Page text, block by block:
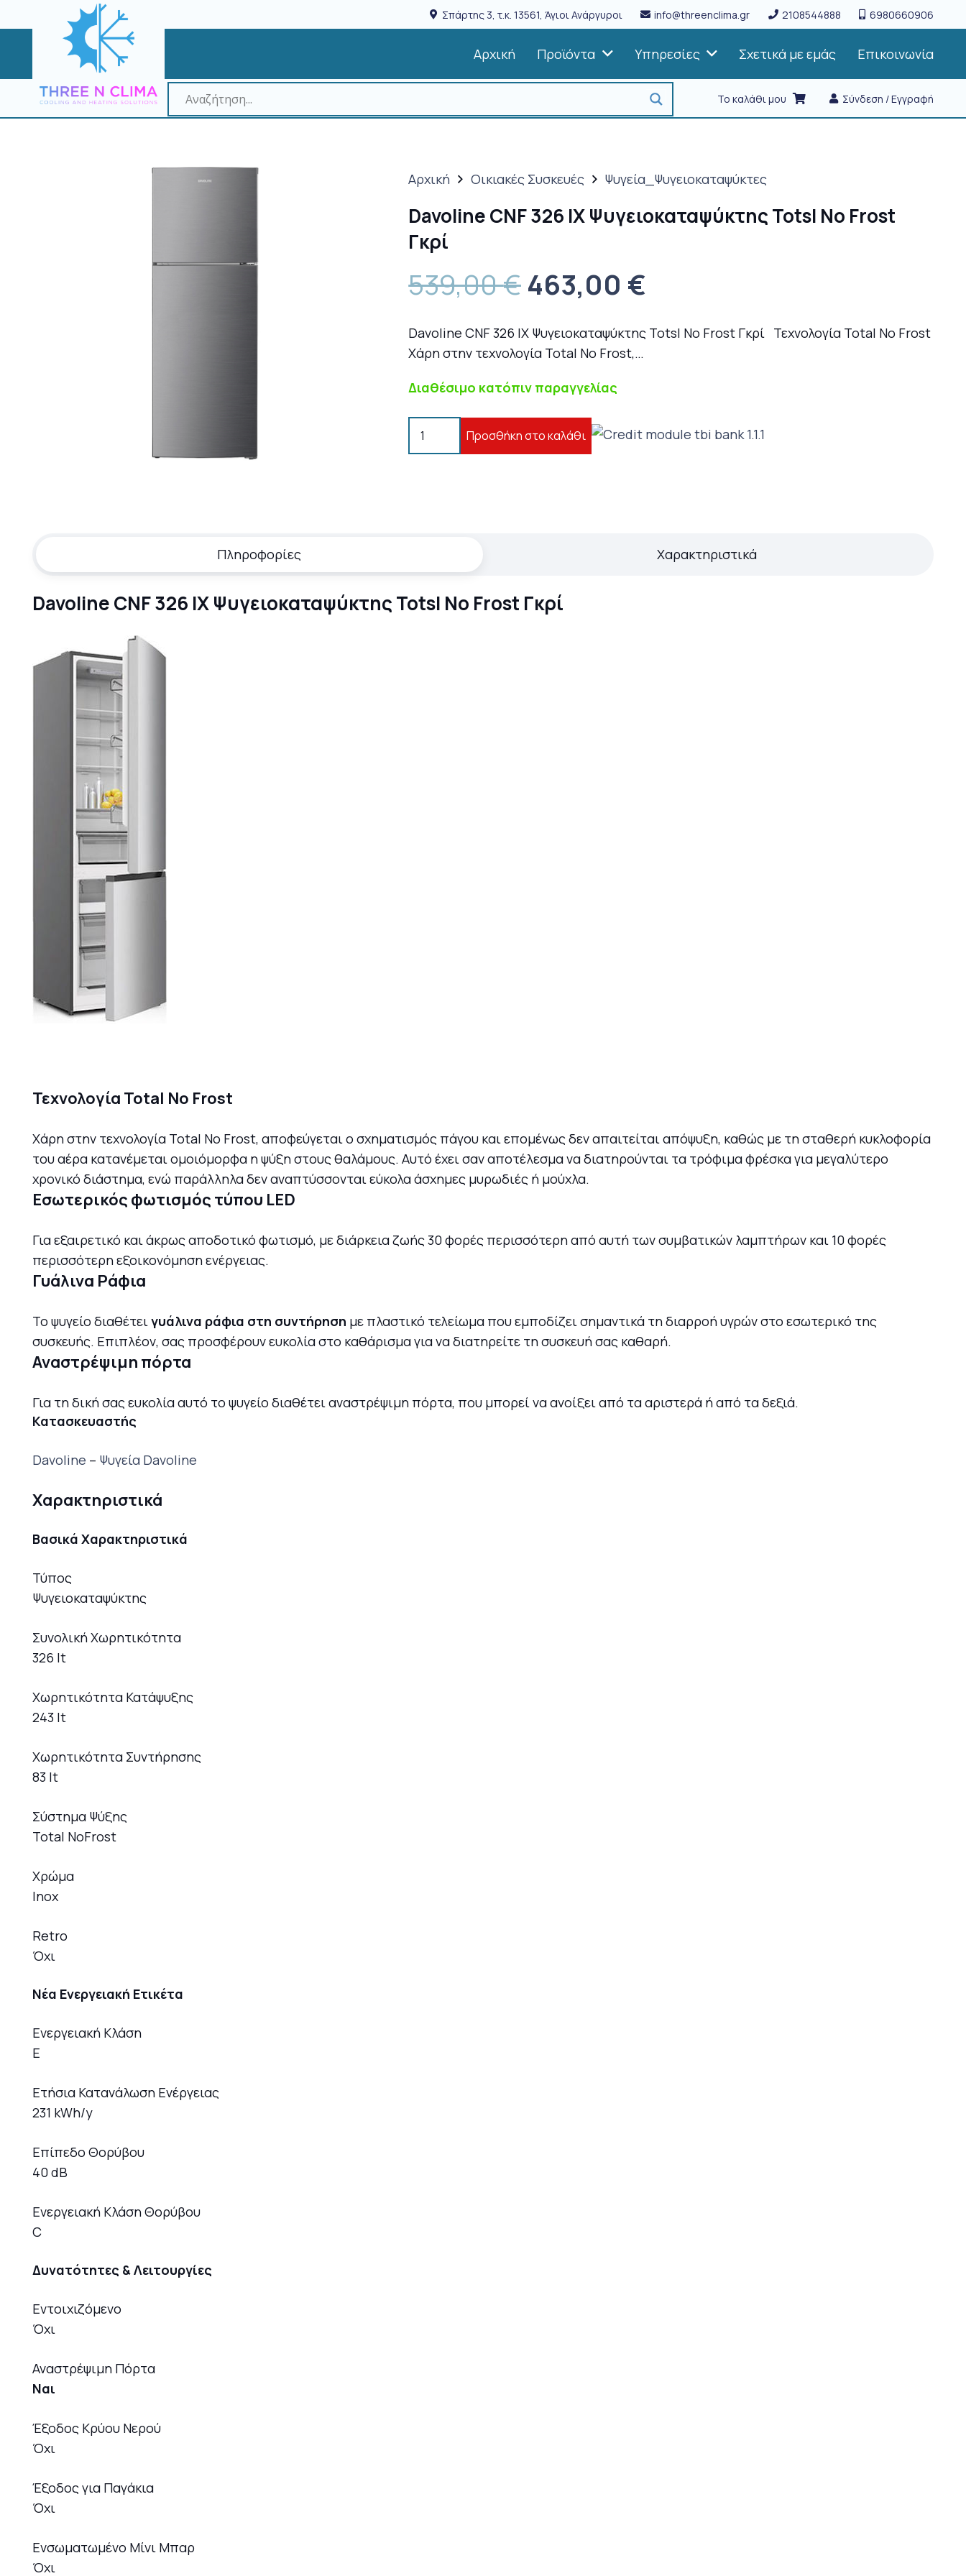
Σπάρτης 3, τ.κ. 13561, Άγιοι Ανάργυροι info@threenclima.gr 2108544888 6980660906
Αρχική Προϊόντα Υπηρεσίες Σχετικά με εμάς Επικοινωνία
Το καλάθι μου Σύνδεση / Εγγραφή
Αρχική Οικιακές Συσκευές Ψυγεία_Ψυγειοκαταψύκτες
Davoline CNF 326 IX Ψυγειοκαταψύκτης Totsl No Frost
Γκρί
539,00€Original
price
was:
539,00 €.
463,00 €
τιμή
είναι:
Davoline CNF 326 IX Ψυγειοκαταψύκτης Totsl No Frost Γκρί Τεχνολογία Total No Frost
Χάρη στην τεχνολογία Total No Frost,…
Διαθέσιμο κατόπιν παραγγελίας
ποσότητα
Προσθήκη στο καλάθι
Πληροφορίες Χαρακτηριστικά
Davoline CNF 326 IX Ψυγειοκαταψύκτης Totsl No Frost Γκρί
Τεχνολογία Total No Frost
Χάρη στην τεχνολογία Total No Frost, αποφεύγεται ο σχηματισμός πάγου και επομένως δεν απαιτείται απόψυξη, καθώς με τη σταθερή κυκλοφορία
του αέρα κατανέμεται ομοιόμορφα η ψύξη στους θαλάμους. Αυτό έχει σαν αποτέλεσμα να διατηρούνται τα τρόφιμα φρέσκα για μεγαλύτερο
χρονικό διάστημα, ενώ παράλληλα δεν αναπτύσσονται εύκολα άσχημες μυρωδιές ή μούχλα.
Εσωτερικός φωτισμός τύπου LED
Για εξαιρετικό και άκρως αποδοτικό φωτισμό, με διάρκεια ζωής 30 φορές περισσότερη από αυτή των συμβατικών λαμπτήρων και 10 φορές
περισσότερη εξοικονόμηση ενέργειας.
Γυάλινα Ράφια
Το ψυγείο διαθέτει γυάλινα ράφια στη συντήρηση με πλαστικό τελείωμα που εμποδίζει σημαντικά τη διαρροή υγρών στο εσωτερικό της
συσκευής. Επιπλέον, σας προσφέρουν ευκολία στο καθάρισμα για να διατηρείτε τη συσκευή σας καθαρή.
Αναστρέψιμη πόρτα
Για τη δική σας ευκολία αυτό το ψυγείο διαθέτει αναστρέψιμη πόρτα, που μπορεί να ανοίξει από τα αριστερά ή από τα δεξιά.
Κατασκευαστής
Davoline – Ψυγεία Davoline
Χαρακτηριστικά
Βασικά Χαρακτηριστικά
Τύπος
Ψυγειοκαταψύκτης
Συνολική Χωρητικότητα
326 lt
Χωρητικότητα Κατάψυξης
243 lt
Χωρητικότητα Συντήρησης
83 lt
Σύστημα Ψύξης
Total NoFrost
Χρώμα
Inox
Retro
Όχι
Νέα Ενεργειακή Ετικέτα
Ενεργειακή Κλάση
E
Ετήσια Κατανάλωση Ενέργειας
231 kWh/y
Επίπεδο Θορύβου
40 dB
Ενεργειακή Κλάση Θορύβου
C
Δυνατότητες & Λειτουργίες
Εντοιχιζόμενο
Όχι
Αναστρέψιμη Πόρτα
Ναι
Έξοδος Κρύου Νερού
Όχι
Έξοδος για Παγάκια
Όχι
Ενσωματωμένο Μίνι Μπαρ
Όχι